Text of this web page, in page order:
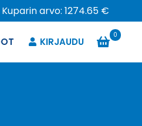
Kuparin arvo: 1274.65 €
KIRJAUDU
0